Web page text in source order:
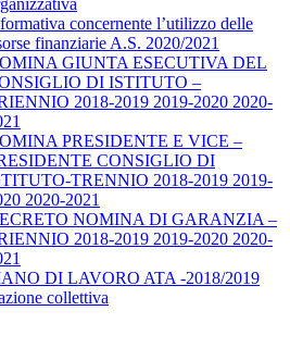
concernente l’utilizzo delle
finanziarie A.S. 2020/2021
GIUNTA ESECUTIVA DEL
DI ISTITUTO –
2018-2019 2019-2020 2020-
PRESIDENTE E VICE –
CONSIGLIO DI
TRENNIO 2018-2019 2019-
2020-2021
NOMINA DI GARANZIA –
2018-2019 2019-2020 2020-
DI LAVORO ATA -2018/2019
collettiva